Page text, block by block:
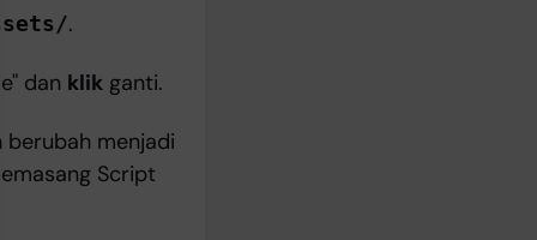
.
dan klik ganti.
berubah menjadi
Script